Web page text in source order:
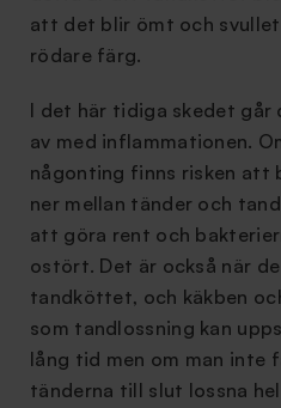
att det blir ömt och
rödare färg.
I det här tidiga skedet
av med inflammationen.
någonting finns risken att
ner mellan tänder och
att göra rent och
ostört. Det är också när
tandköttet, och käkben
som tandlossning kan
lång tid men om man inte
tänderna till slut lossna